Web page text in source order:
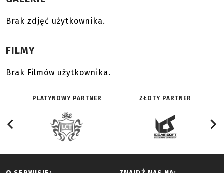
Brak zdjęć użytkownika.
FILMY
Brak Filmów użytkownika.
PLATYNOWY PARTNER ZŁOTY PARTNER